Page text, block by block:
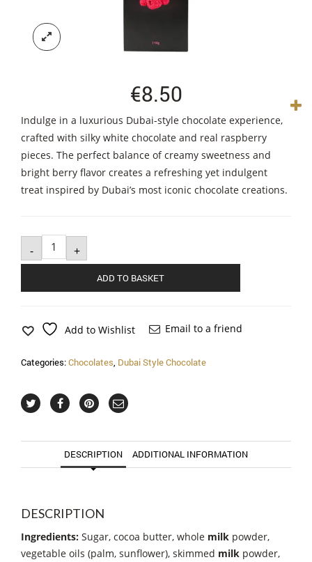
€8.50
Indulge in a luxurious Dubai-style chocolate experience,
crafted with silky white chocolate and real raspberry
pieces. The perfect balance of creamy sweetness and
bright berry flavor creates a refreshing yet indulgent
treat inspired by Dubai’s most iconic chocolate creations.
-
Dubai
Style
Chocolate
Raspberry
+
ADD TO BASKET
Add to Wishlist Email to a friend
Categories:Chocolates Dubai Style Chocolate
DESCRIPTION ADDITIONAL INFORMATION
DESCRIPTION
Ingredients: Sugar, cocoa butter, whole milk powder,
vegetable oils (palm, sunflower), skimmed milk powder,